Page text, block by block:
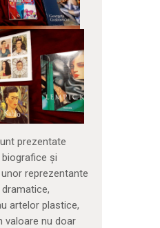
prezentate
și
reprezentante
artelor plastice,
valoare nu doar